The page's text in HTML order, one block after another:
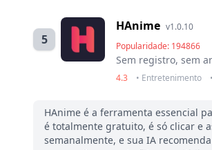
5
HAnime v1.0.10
Popularidade: 194866
Sem registro, sem
4.3 • Entretenimento •
HAnime é a ferramenta essencial
é totalmente gratuito, é só clicar e
semanalmente, e sua IA